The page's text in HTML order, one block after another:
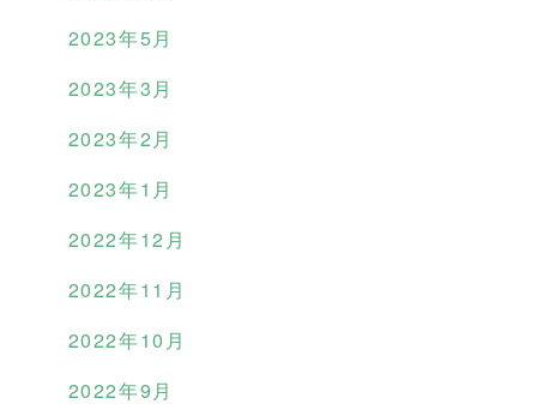
2023年5月
2023年3月
2023年2月
2023年1月
2022年12月
2022年11月
2022年10月
2022年9月